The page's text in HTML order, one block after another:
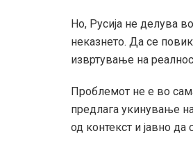
Но, Русија не делува
неказнето. Да се
извртување на
Проблемот не е во
предлага укинување
од контекст и јавно да